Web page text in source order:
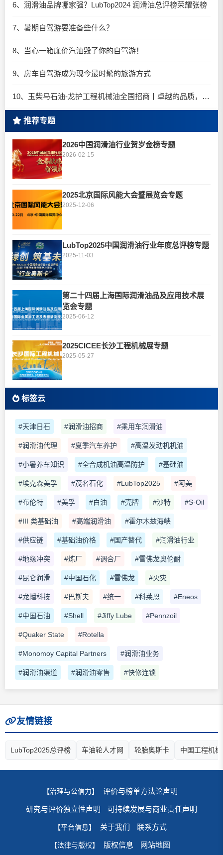
6、润滑油品牌哪家强？LubTop2024 润滑油总评榜荣耀张榜
7、暑期自驾游要准备些什么？
8、当心一箱廉价汽油毁了你的自驾游！
9、房车自驾游成为现今最时髦的旅游方式
10、玉柴马石油-龙护工程机械油全国招商丨卓越的品质，专业的品牌！
推荐专题
2026中国润滑油行业贺岁金榜专题
2026-02-15
2025北京国际风能大会暨展览会专题
2025-12-06
LubTop2025中国润滑油行业年度总评榜专题
2025-11-03
第二十四届上海国际润滑油品及应用技术展
览会专题
2025-06-12
2025CICEE长沙工程机械展专题
2025-05-27
标签云
#天津日石 #润滑油招商 #乘用车润滑油
#润滑油代理 #夏季汽车养护 #高温发动机机油
#小暑养车知识 #全合成机油高温防护 #基础油
#埃克森美孚 #茂名石化 #LubTop2025 #阿美
#布伦特 #美孚 #白油 #壳牌 #沙特 #S-Oil
#III 类基础油 #高端润滑油 #霍尔木兹海峡
#供应链 #基础油价格 #国产替代 #润滑油行业
#地缘冲突 #炼厂 #调合厂 #雪佛龙奥伦耐
#昆仑润滑 #中国石化 #雪佛龙 #火灾
#龙蟠科技 #巴斯夫 #统一 #科莱恩 #Eneos
#中国石油 #Shell #Jiffy Lube #Pennzoil
#Quaker State #Rotella
#Monomoy Capital Partners #润滑油业务
#润滑油渠道 #润滑油零售 #快修连锁
友情链接
LubTop2025总评榜 车油轮人才网 轮胎奥斯卡 中国工程机
【治理与公信力】 评价与榜单方法论声明
研究与评价独立性声明 可持续发展与商业责任声明
【平台信息】 关于我们 联系方式
【法律与版权】 版权信息 网站地图